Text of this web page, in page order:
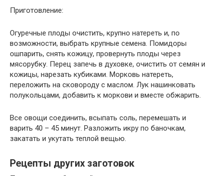
Приготовление:
Огуречные плоды очистить, крупно натереть и, по
возможности, выбрать крупные семена. Помидоры
ошпарить, снять кожицу, провернуть плоды через
мясорубку. Перец запечь в духовке, очистить от семян и
кожицы, нарезать кубиками. Морковь натереть,
переложить на сковороду с маслом. Лук нашинковать
полукольцами, добавить к моркови и вместе обжарить.
Все овощи соединить, всыпать соль, перемешать и
варить 40 – 45 минут. Разложить икру по баночкам,
закатать и укутать теплой вещью.
Рецепты других заготовок